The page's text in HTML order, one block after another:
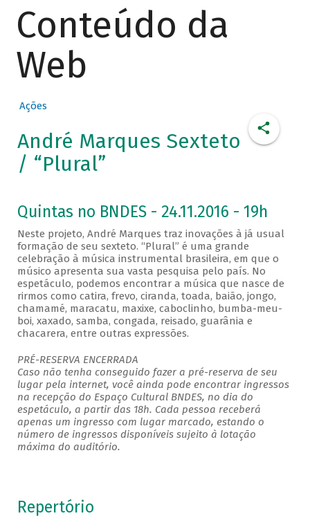
Conteúdo da
Web
Ações
André Marques Sexteto
/ “Plural”
Quintas no BNDES - 24.11.2016 - 19h
Neste projeto, André Marques traz inovações à já usual
formação de seu sexteto. “Plural” é uma grande
celebração à música instrumental brasileira, em que o
músico apresenta sua vasta pesquisa pelo país. No
espetáculo, podemos encontrar a música que nasce de
rirmos como catira, frevo, ciranda, toada, baião, jongo,
chamamé, maracatu, maxixe, caboclinho, bumba-meu-
boi, xaxado, samba, congada, reisado, guarânia e
chacarera, entre outras expressões.
PRÉ-RESERVA ENCERRADA
Caso não tenha conseguido fazer a pré-reserva de seu
lugar pela internet, você ainda pode encontrar ingressos
na recepção do Espaço Cultural BNDES, no dia do
espetáculo, a partir das 18h. Cada pessoa receberá
apenas um ingresso com lugar marcado, estando o
número de ingressos disponíveis sujeito à lotação
máxima do auditório.
Repertório